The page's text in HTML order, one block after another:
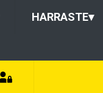
HARRASTE▾